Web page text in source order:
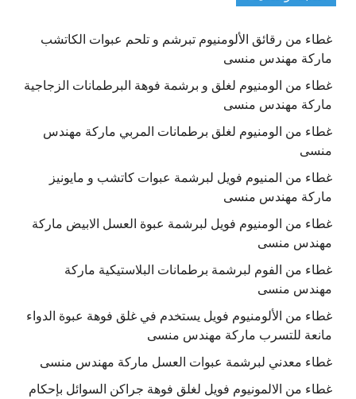
غطاء من رقائق الألومنيوم تبرشم و تلحم عبوات الكاتشب
ماركة مهندس منسى
غطاء من الومنيوم لغلق و برشمة فوهة البرطمانات الزجاجية
ماركة مهندس منسى
غطاء من الومنيوم لغلق برطمانات المربي ماركة مهندس
منسى
غطاء من المنيوم فويل لبرشمة عبوات كاتشب و مايونيز
ماركة مهندس منسى
غطاء من الومنيوم فويل لبرشمة عبوة العسل الابيض ماركة
مهندس منسى
غطاء من الفوم لبرشمة برطمانات البلاستيكية ماركة
مهندس منسى
غطاء من الألومنيوم فويل يستخدم في غلق فوهة عبوة الدواء
مانعة للتسرب ماركة مهندس منسى
غطاء معدني لبرشمة عبوات العسل ماركة مهندس منسى
غطاء من الالمونيوم فويل لغلق فوهة جراكن السوائل بإحكام